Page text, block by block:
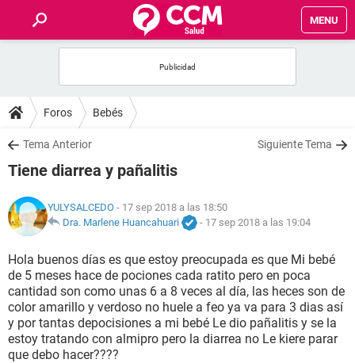
MENU
FOROS
SALUD
NUTRICIÓN
BIENESTAR
SEXUALIDAD
GLOSARIO
Foros Bebés
Tema Anterior Siguiente Tema
Tiene diarrea y pañalitis
YULYSALCEDO - 17 sep 2018 a las 18:50
Dra. Marlene Huancahuari
- 17 sep 2018 a las 19:04
Hola buenos días es que estoy preocupada es que Mi bebé
de 5 meses hace de pociones cada ratito pero en poca
cantidad son como unas 6 a 8 veces al día, las heces son de
color amarillo y verdoso no huele a feo ya va para 3 dias así
y por tantas depocisiones a mi bebé Le dio pañalitis y se la
estoy tratando con almipro pero la diarrea no Le kiere parar
que debo hacer????